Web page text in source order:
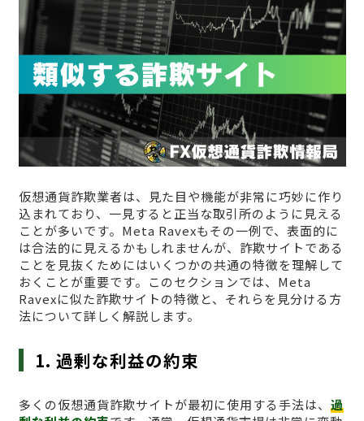
仮想通貨詐欺業者は、見た目や機能が非常に巧妙に作り
込まれており、一見すると正当な取引所のように見える
ことが多いです。Meta Ravexもその一例で、表面的に
は合法的に見えるかもしれませんが、詐欺サイトである
ことを見抜くためにはいくつかの共通の特徴を理解して
おくことが重要です。このセクションでは、Meta
Ravexに似た詐欺サイトの特徴と、それらを見分ける方
法について詳しく解説します。
1. 過剰な利益の約束
多くの仮想通貨詐欺サイトが最初に使用する手法は、 過